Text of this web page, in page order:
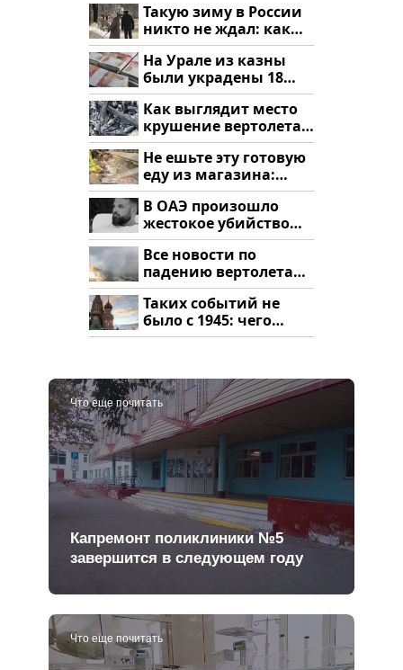
Такую зиму в России
никто не ждал: как
так?!
На Урале из казны
были украдены 18
миллионов рублей
Как выглядит место
крушение вертолета
на Кавказе: смотреть
Не ешьте эту готовую
еду из магазина:
список
В ОАЭ произошло
жестокое убийство
криптомиллионера
Все новости по
падению вертолета
на Кавказе: читать
здесь
Таких событий не
было с 1945: чего
ждать всем нам?
Что еще почитать
Капремонт поликлиники №5
завершится в следующем году
Что еще почитать